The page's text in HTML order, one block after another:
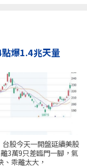
爆1.4兆天量
股今天一開盤延續美股
3萬9只差臨門一腳，氣
乖離太大，